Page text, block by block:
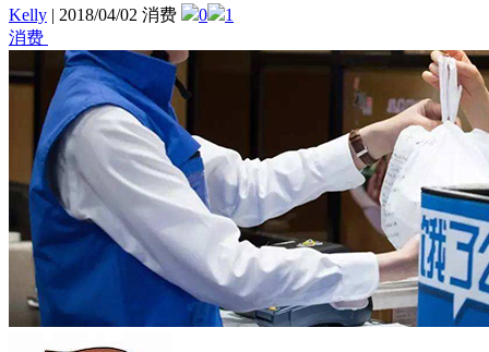
Kelly | 2018/04/02 消费 0
1
消费